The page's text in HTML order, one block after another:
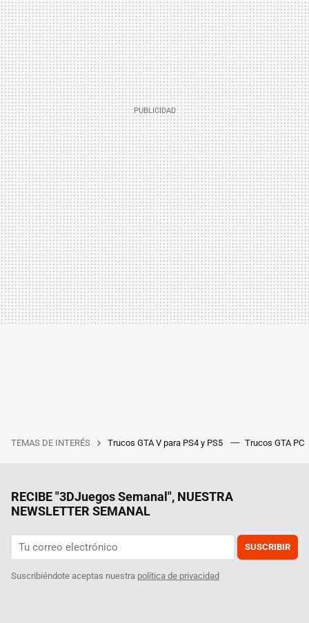
TEMAS DE INTERÉS Trucos GTA V para PS4 y PS5 Trucos GTA PC
RECIBE "3DJuegos Semanal", NUESTRA
NEWSLETTER SEMANAL
SUSCRIBIR
Suscribiéndote aceptas nuestra política de privacidad